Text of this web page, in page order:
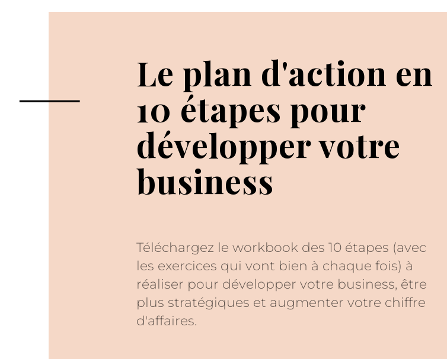
Le plan d'action en
10 étapes pour
développer votre
business
Téléchargez le workbook des 10 étapes (avec
les exercices qui vont bien à chaque fois) à
réaliser pour développer votre business, être
plus stratégiques et augmenter votre chiffre
d'affaires.